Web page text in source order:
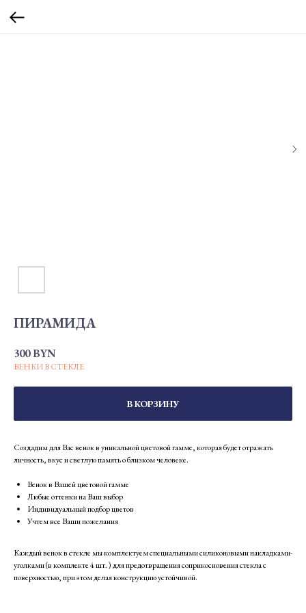
ПИРАМИДА
300BYN
ВЕНКИ В СТЕКЛЕ
В КОРЗИНУ
Создадим для Вас венок в уникальной цветовой гамме, которая будет отражать
личность, вкус и светлую память о близком человеке.
Венок в Вашей цветовой гамме
Любые оттенки на Ваш выбор
Индивидуальный подбор цветов
Учтем все Ваши пожелания
Каждый венок в стекле мы комплектуем специальными силиконовыми накладками-
уголками (в комплекте 4 шт. ) для предотвращения соприкосновения стекла с
поверхностью, при этом делая конструкцию устойчивой.